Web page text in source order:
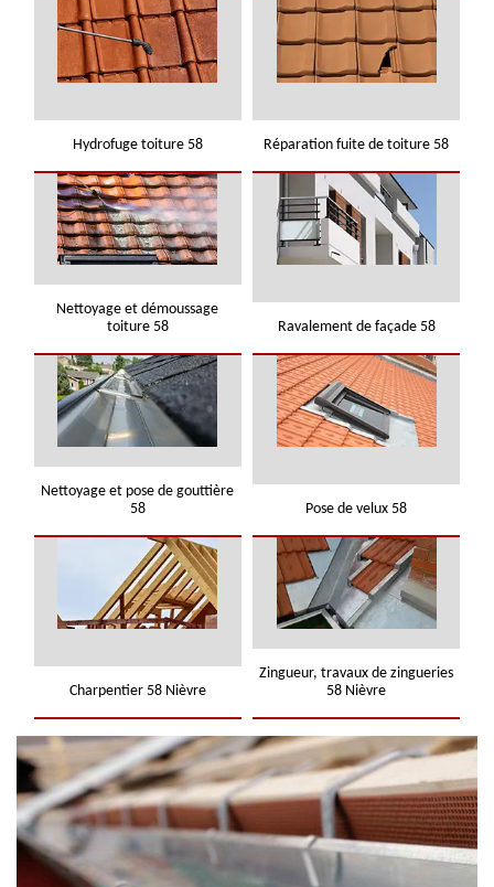
Hydrofuge toiture 58 Réparation fuite de toiture 58
Nettoyage et démoussage
toiture 58
Ravalement de façade 58
Nettoyage et pose de gouttière
58
Pose de velux 58
Charpentier 58 Nièvre
Zingueur, travaux de zingueries
58 Nièvre